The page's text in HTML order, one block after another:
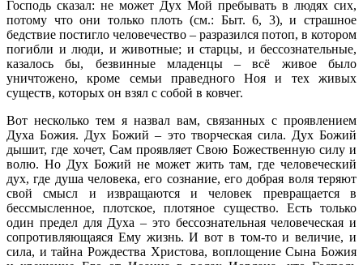
Господь сказал: не может Дух Мой пребывать в людях сих,
потому что они только плоть (см.: Быт. 6, 3), и страшное
бедствие постигло человечество – разразился потоп, в котором
погибли и люди, и животные; и старцы, и бессознательные,
казалось бы, безвинные младенцы – всё живое было
уничтожено, кроме семьи праведного Ноя и тех живых
существ, которых он взял с собой в ковчег.
Вот несколько тем я назвал вам, связанных с проявлением
Духа Божия. Дух Божий – это творческая сила. Дух Божий
дышит, где хочет, Сам проявляет Свою Божественную силу и
волю. Но Дух Божий не может жить там, где человеческий
дух, где душа человека, его сознание, его добрая воля теряют
свой смысл и извращаются и человек превращается в
бессмысленное, плотское, плотяное существо. Есть только
один предел для Духа – это бессознательная человеческая и
сопротивляющаяся Ему жизнь. И вот в том-то и величие, и
сила, и тайна Рождества Христова, воплощение Сына Божия